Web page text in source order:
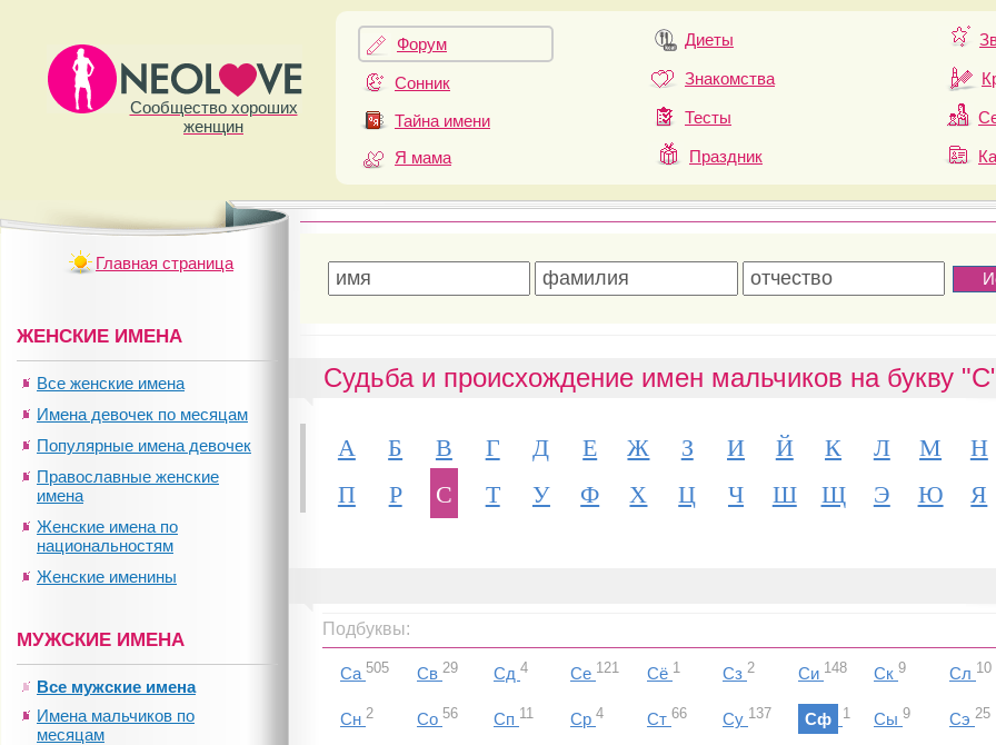
Сообщество хороших
женщин
Форум
Сонник
Тайна имени
Я мама
Диеты
Знакомства
Тесты
Праздник
Судьба и происхождение имен мальчиков на букву
А Б В Г Д Е Ж З И Й К Л М Н
П
Р С Т У Ф Х Ц Ч Ш Щ Э Ю Я
Подбуквы:
Са 505 Св 29 Сд 4 Се 121 Сё 1 Сз 2 Си 148 Ск 9 Сл 10
Сн 2 Со 56 Сп 11 Ср 4 Ст 66 Су 137 Сф 1 Сы 9 Сэ 25
Главная страница
ЖЕНСКИЕ ИМЕНА
Все женские имена
Имена девочек по месяцам
Популярные имена девочек
Православные женские
имена
Женские имена по
национальностям
Женские именины
МУЖСКИЕ ИМЕНА
Все мужские имена
Имена мальчиков по
месяцам